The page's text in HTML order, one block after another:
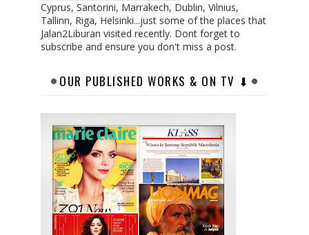
Cyprus, Santorini, Marrakech, Dublin, Vilnius,
Tallinn, Riga, Helsinki...just some of the places that
Jalan2Liburan visited recently. Dont forget to
subscribe and ensure you don't miss a post.
OUR PUBLISHED WORKS & ON TV ⬇︎